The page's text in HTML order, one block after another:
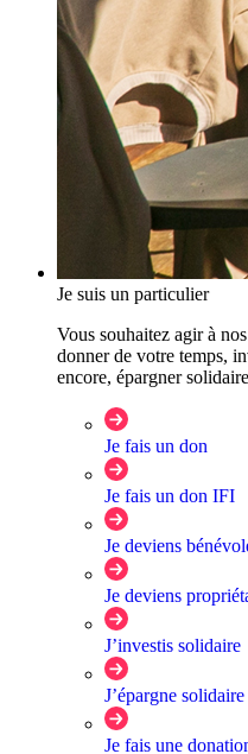
Je suis un particulier
Vous souhaitez agir à
donner de votre temps,
encore, épargner
Je fais un don
Je fais un don IFI
Je deviens
Je deviens
J’investis solidaire
J’épargne solidaire
Je fais une